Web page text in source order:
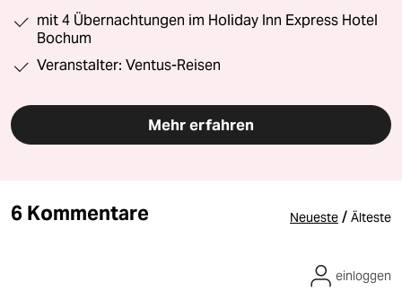
mit 4 Übernachtungen im Holiday Inn Express Hotel
Bochum
Veranstalter: Ventus-Reisen
Mehr erfahren
6 Kommentare Neueste / Älteste
einloggen